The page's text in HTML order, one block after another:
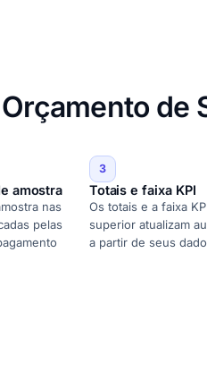
de
amostra
nas
pelas
3
Totais e faixa KPI
Os totais e a faixa
superior atualizam
a partir de seus